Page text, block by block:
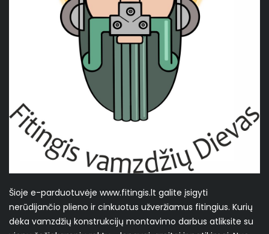
Šioje e-parduotuvėje www.fitingis.lt galite įsigyti
nerūdijančio plieno ir cinkuotus užveržiamus fitingius. Kurių
dėka vamzdžių konstrukcijų montavimo darbus atliksite su